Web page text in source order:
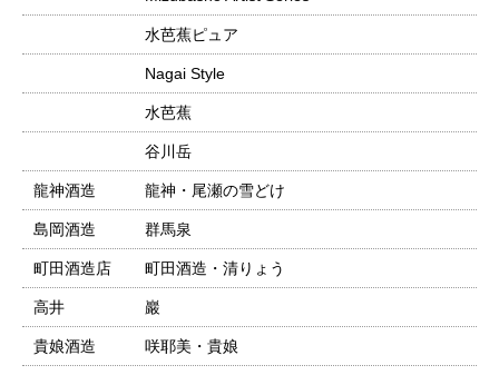
水芭蕉ピュア
Nagai Style
水芭蕉
谷川岳
龍神酒造 龍神・尾瀬の雪どけ
島岡酒造 群馬泉
町田酒造店 町田酒造・清りょう
高井 巖
貴娘酒造 咲耶美・貴娘